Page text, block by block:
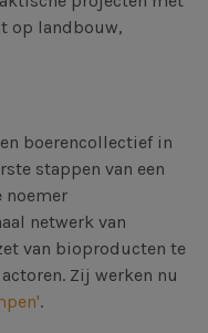
op landbouw,
boerencollectief in
stappen van een
noemer
netwerk van
van bioproducten te
Zij werken nu
.